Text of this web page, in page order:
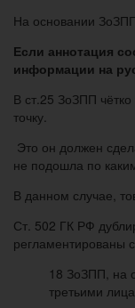
На основании
Если аннотация
информации на
В ст.25 ЗоЗПП
точку.
Это он должен
не подошла по
В данном случае,
Ст. 502 ГК РФ
регламентированы
18 ЗоЗПП, на
третьими